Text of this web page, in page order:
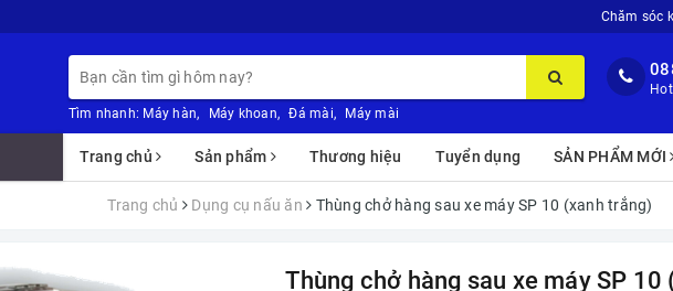
Chăm sóc
Tìm nhanh: Máy hàn, Máy khoan, Đá mài, Máy mài
Trang chủ Sản phẩm Thương hiệu Tuyển dụng SẢN PHẨM MỚI
Trang chủ Dụng cụ nấu ăn Thùng chở hàng sau xe máy SP 10 (xanh trắng)
Thùng chở hàng sau xe máy SP 10